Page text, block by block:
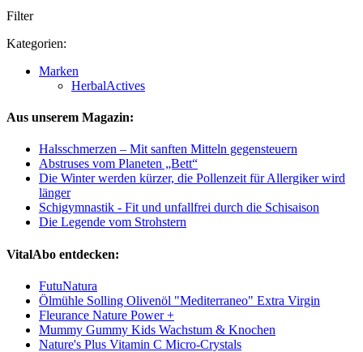
Filter
Kategorien:
Marken
HerbalActives
Aus unserem Magazin:
Halsschmerzen – Mit sanften Mitteln gegensteuern
Abstruses vom Planeten „Bett“
Die Winter werden kürzer, die Pollenzeit für Allergiker wird
länger
Schigymnastik - Fit und unfallfrei durch die Schisaison
Die Legende vom Strohstern
VitalAbo entdecken:
FutuNatura
Ölmühle Solling Olivenöl "Mediterraneo" Extra Virgin
Fleurance Nature Power +
Mummy Gummy Kids Wachstum & Knochen
Nature's Plus Vitamin C Micro-Crystals